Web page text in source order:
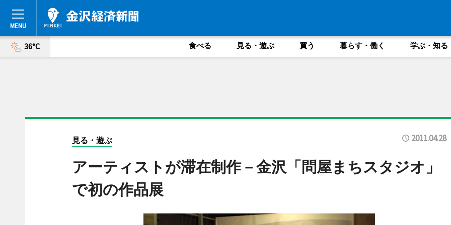
36°C 食べる 見る・遊ぶ 買う 暮らす・働く 学ぶ・知る
見る・遊ぶ 2011.04.28
アーティストが滞在制作－金沢「問屋まちスタジオ」
で初の作品展